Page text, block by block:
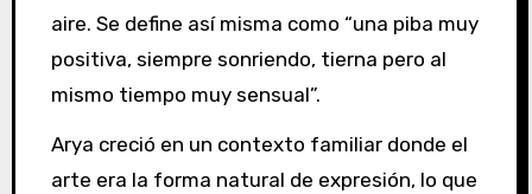
aire. Se define así misma como “una piba muy
positiva, siempre sonriendo, tierna pero al
mismo tiempo muy sensual”.
Arya creció en un contexto familiar donde el
arte era la forma natural de expresión, lo que